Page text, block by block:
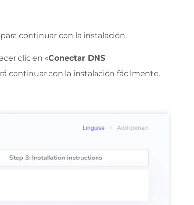
continuar con la instalación.
clic en «Conectar DNS
continuar con la instalación fácilmente.